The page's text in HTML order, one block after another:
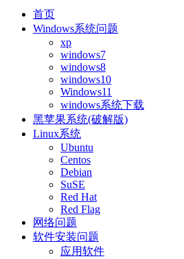
首页
Windows系统问题
xp
windows7
windows8
windows10
Windows11
windows系统下载
黑苹果系统(破解版)
Linux系统
Ubuntu
Centos
Debian
SuSE
Red Hat
Red Flag
网络问题
软件安装问题
应用软件